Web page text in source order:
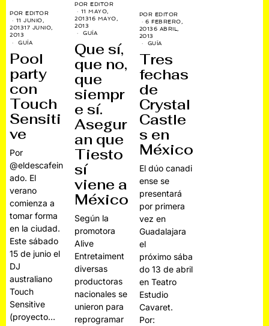
POREDITOR
11 JUNIO,
201317 JUNIO,
2013
GUÍA
Pool
party
con
Touch
Sensiti
ve
Por
@eldescafein
ado. El
verano
comienza a
tomar forma
en la ciudad.
Este sábado
15 de junio el
DJ
australiano
Touch
Sensitive
(proyecto…
POREDITOR
11 MAYO,
201316 MAYO,
2013
GUÍA
Que sí,
que no,
que
siempr
e sí.
Asegur
an que
Tiesto
sí
viene a
México
Según la
promotora
Alive
Entretaiment
diversas
productoras
nacionales se
unieron para
reprogramar
POR EDITOR
6 FEBRERO,
2013 6 ABRIL,
2013
GUÍA
Tres
fechas
de
Crystal
Castle
s en
México
El dúo canadi
ense se
presentará
por primera
vez en
Guadalajara
el
próximo sába
do 13 de abril
en Teatro
Estudio
Cavaret.
Por: